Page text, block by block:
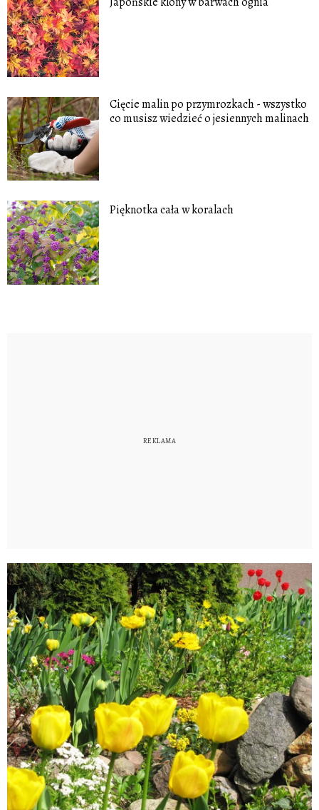
Cięcie malin po przymrozkach - wszystko
co musisz wiedzieć o jesiennych malinach
Pięknotka cała w koralach